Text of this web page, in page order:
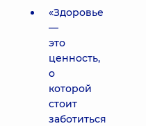
«Здоровье
—
это
ценность,
о
которой
стоит
заботиться